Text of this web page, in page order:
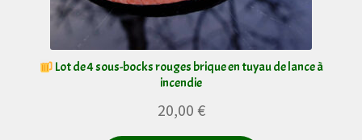
la
page
du
Lot de 4 sous-bocks rouges brique en tuyau de lance à
incendie
20,00 €